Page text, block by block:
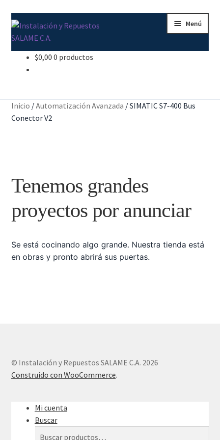
Ir
a
la
navegación
Ir
al
contenido
Menú
Contacto
Mi cuenta
Nosotros
Sample Page
$0,00 0 productos
Inicio /Automatización Avanzada /SIMATIC S7-400 Bus
Conector V2
Tenemos grandes
proyectos por anunciar
Se está cocinando algo grande. Nuestra tienda está
en obras y pronto abrirá sus puertas.
© Instalación y Repuestos SALAME C.A. 2026
Construido con WooCommerce.
Mi cuenta
Buscar